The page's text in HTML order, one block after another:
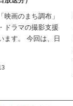
映画のまち調布」
ドラマの撮影支援
ます。 今回は、日